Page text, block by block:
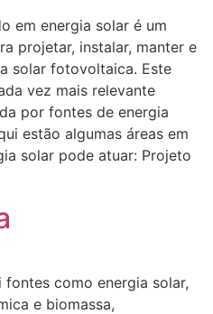
em energia solar é um
projetar, instalar, manter e
solar fotovoltaica. Este
vez mais relevante
por fontes de energia
estão algumas áreas em
solar pode atuar: Projeto
como energia solar,
e biomassa,